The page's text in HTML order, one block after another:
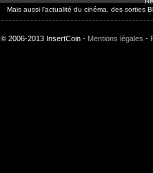
Mais aussi l'actualité du cinéma, des sorties
© 2006-2013 InsertCoin - Mentions légales -